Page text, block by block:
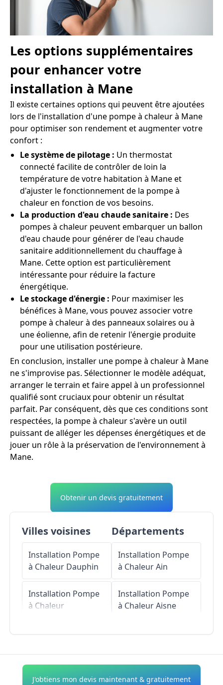
Les options supplémentaires
pour enhancer votre
installation à Mane
Il existe certaines options qui peuvent être ajoutées
lors de l'installation d'une pompe à chaleur à Mane
pour optimiser son rendement et augmenter votre
confort :
Le système de pilotage : Un thermostat
connecté facilite de contrôler de loin la
température de votre habitation à Mane et
d'ajuster le fonctionnement de la pompe à
chaleur en fonction de vos besoins.
La production d'eau chaude sanitaire : Des
pompes à chaleur peuvent embarquer un ballon
d'eau chaude pour générer de l'eau chaude
sanitaire additionnellement du chauffage à
Mane. Cette option est particulièrement
intéressante pour réduire la facture
énergétique.
Le stockage d'énergie : Pour maximiser les
bénéfices à Mane, vous pouvez associer votre
pompe à chaleur à des panneaux solaires ou à
une éolienne, afin de retenir l'énergie produite
pour une utilisation postérieure.
En conclusion, installer une pompe à chaleur à Mane
ne s'improvise pas. Sélectionner le modèle adéquat,
arranger le terrain et faire appel à un professionnel
qualifié sont cruciaux pour obtenir un résultat
parfait. Par conséquent, dès que ces conditions sont
respectées, la pompe à chaleur s'avère un outil
puissant de alléger les dépenses énergétiques et de
jouer un rôle à la préservation de l'environnement à
Mane.
Obtenir un devis gratuitement
Villes voisines
Installation Pompe
à Chaleur Dauphin
Installation Pompe
à Chaleur
à ChaleurSaint-
l'Observatoire
Départements
Installation Pompe
à ChaleurAin
Installation Pompe
à ChaleurAisne
Installation Pompe
J'obtiens mon devis maintenant & gratuitement